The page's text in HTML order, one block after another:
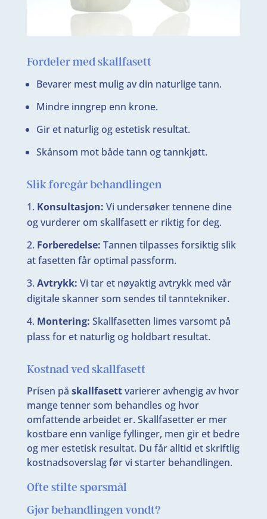
Fordeler med skallfasett
Bevarer mest mulig av din naturlige tann.
Mindre inngrep enn krone.
Gir et naturlig og estetisk resultat.
Skånsom mot både tann og tannkjøtt.
Slik foregår behandlingen
Konsultasjon: Vi undersøker tennene dine
og vurderer om skallfasett er riktig for deg.
Forberedelse: Tannen tilpasses forsiktig slik
at fasetten får optimal passform.
Avtrykk: Vi tar et nøyaktig avtrykk med vår
digitale skanner som sendes til tanntekniker.
Montering: Skallfasetten limes varsomt på
plass for et naturlig og holdbart resultat.
Kostnad ved skallfasett
Prisen på skallfasettvarierer avhengig av hvor
mange tenner som behandles og hvor
omfattende arbeidet er. Skallfasetter er mer
kostbare enn vanlige fyllinger, men gir et bedre
og mer estetisk resultat. Du får alltid et skriftlig
kostnadsoverslag før vi starter behandlingen.
Ofte stilte spørsmål
Gjør behandlingen vondt?